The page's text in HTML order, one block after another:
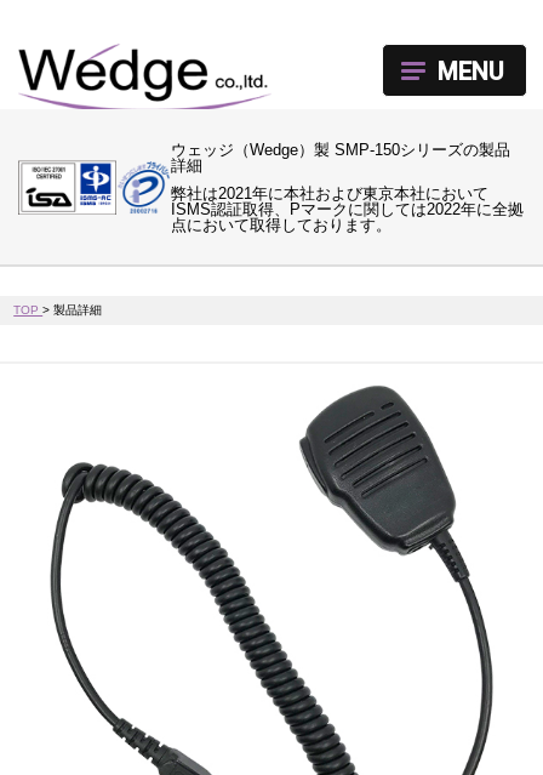
ウェッジ（Wedge）製 SMP-150シリーズの製品
詳細
弊社は2021年に本社および東京本社において
ISMS認証取得、Pマークに関しては2022年に全拠
点において取得しております。
MENU
TOP>製品詳細